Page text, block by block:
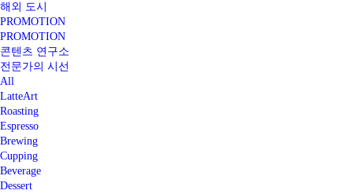
해외 도시
PROMOTION
PROMOTION
콘텐츠 연구소
전문가의 시선
All
LatteArt
Roasting
Espresso
Brewing
Cupping
Beverage
Dessert